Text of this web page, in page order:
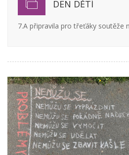
DEN DĚTÍ
7.A připravila pro třeťáky soutěže